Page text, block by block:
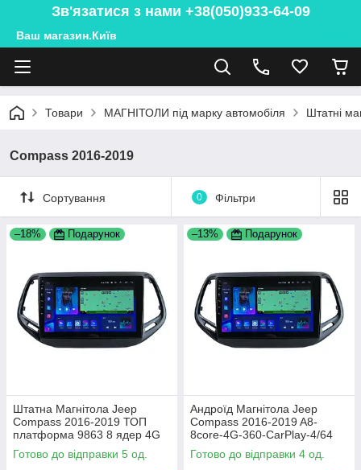
Зв'язатися з нами +38(050)933-64-09
Ваш магазин.Київ
Товари МАГНІТОЛИ під марку автомобіля Штатні
Compass 2016-2019
Сортування 0 Фільтри
–18% Подарунок
Штатна Магнітола Jeep
Compass 2016-2019 ТОП
платформа 9863 8 ядер 4G
DSP
Готово до відправки 5 од.
–13% Подарунок
Андроїд Магнітола Jeep
Compass 2016-2019 A8-
8core-4G-360-CarPlay-4/64
Готово до відправки 4 од.